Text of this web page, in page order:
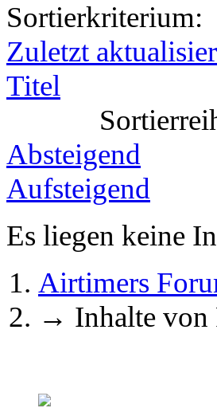
Sortierkriterium:
Zuletzt
Titel
Absteigend
Aufsteigend
Es liegen keine
Airtimers
→ Inhalte